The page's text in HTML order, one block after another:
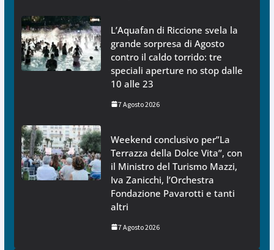
L’Aquafan di Riccione svela la
grande sorpresa di Agosto
contro il caldo torrido: tre
speciali aperture no stop dalle
10 alle 23
7 Agosto 2026
Weekend conclusivo per”La
Terrazza della Dolce Vita”, con
il Ministro del Turismo Mazzi,
Iva Zanicchi, l’Orchestra
Fondazione Pavarotti e tanti
altri
7 Agosto 2026